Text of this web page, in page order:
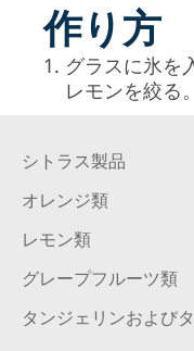
作り方
グラスに氷を
レモンを絞る。
シトラス製品
オレンジ類
レモン類
グレープフルーツ類
タンジェリンおよび